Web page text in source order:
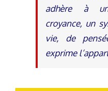
adhère à
croyance, un
vie, de
exprime